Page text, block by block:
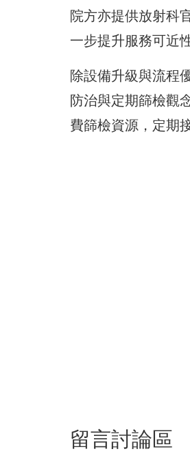
院方亦提供放射科
一步提升服務可近
除設備升級與流程
防治與定期篩檢觀
費篩檢資源，定期
留言討論區